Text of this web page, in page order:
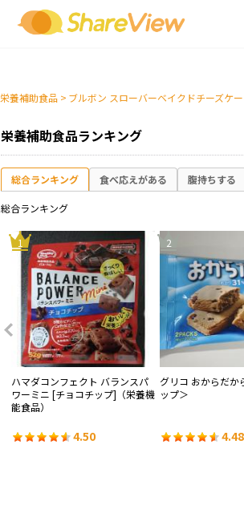
栄養補助食品 > ブルボン スローバーベイクドチーズケ
栄養補助食品ランキング
総合ランキング 食べ応えがある 腹持ちする
総合ランキング
1
ハマダコンフェクト バランスパ
ワーミニ [チョコチップ]（栄養機
能食品）
4.50
2
グリコ おからだか
ップ＞
4.48